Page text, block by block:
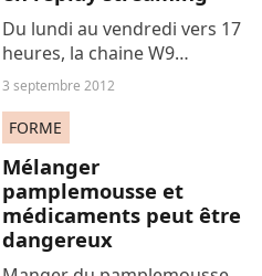
Du lundi au vendredi vers 17
heures, la chaine W9
diffusera « Les Ch'tis à
Mykonos ». L’occasion rêvée
de retrouver nos ch’tis
préférés dans de nouvelles
aventures toujours plus
délirantes...
3 septembre 2012
FORME
Mélanger
pamplemousse et
médicaments peut être
dangereux